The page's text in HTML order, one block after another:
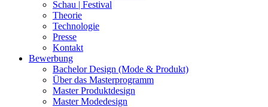
Schau | Festival
Theorie
Technologie
Presse
Kontakt
Bewerbung
Bachelor Design (Mode & Produkt)
Über das Masterprogramm
Master Produktdesign
Master Modedesign